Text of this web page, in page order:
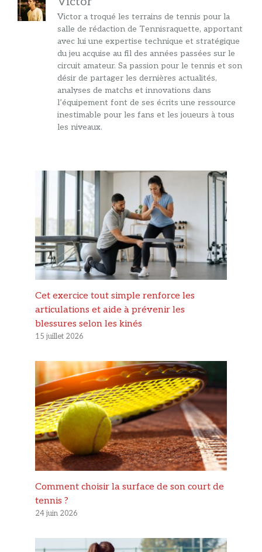
Victor a troqué les terrains de tennis pour la
salle de rédaction de Tennisraquette, apportant
avec lui une expertise technique et stratégique
du jeu acquise au fil des années passées sur le
circuit amateur. Sa passion pour le tennis et son
désir de partager les dernières actualités,
analyses de matchs et innovations dans
l’équipement font de ses écrits une ressource
inestimable pour les fans et les joueurs à tous
les niveaux.
Cet exercice tout simple renforce les
articulations et aide à prévenir les
blessures selon les kinés
15 juillet 2026
Comment choisir la surface de son court de
tennis ?
24 juin 2026